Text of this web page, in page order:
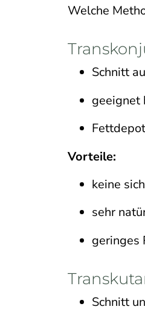
Welche
Schnitt
geeignet
Vorteile:
keine
sehr
geringes
Schnitt